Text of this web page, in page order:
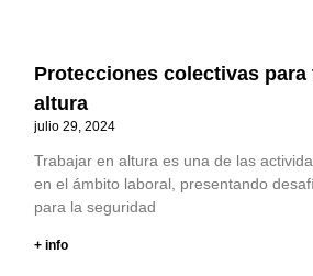
Protecciones colectivas para
altura
julio 29, 2024
Trabajar en altura es una de las
en el ámbito laboral, presentando
para la seguridad
+ info